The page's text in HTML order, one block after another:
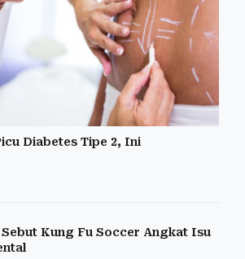
Diabetes Tipe 2, Ini
Kung Fu Soccer Angkat Isu